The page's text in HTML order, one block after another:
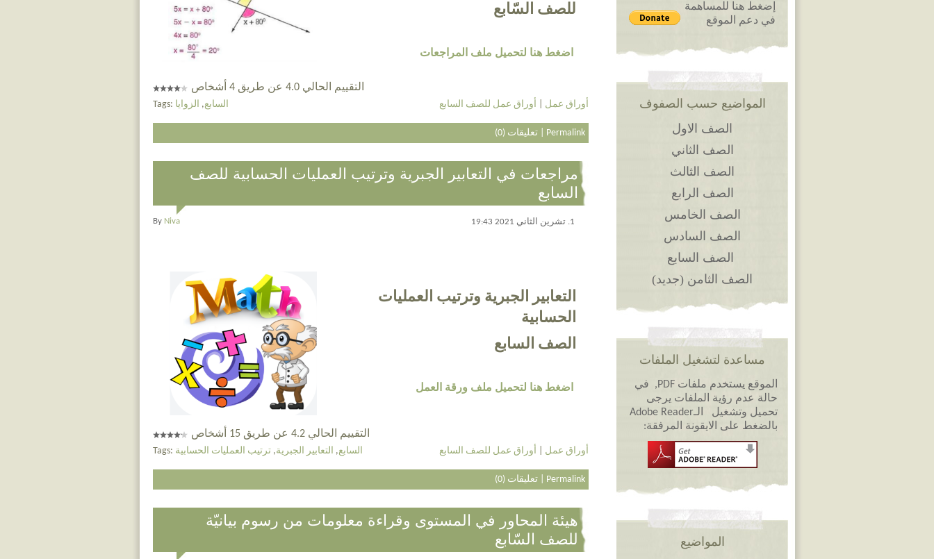
للصف السّابع
اضغط هنا لتحميل ملف المراجعات
التقييم الحالي 4.0 عن طريق 4 أشخاص
Tags: السابع, الزوايا أوراق عمل أوراق عمل للصف السابع
Permalink
|تعليقات (0)
مراجعات في التعابير الجبرية وترتيب العمليات الحسابية للصف
السابع
By Niva 1. تشرين الثاني 2021 19:43
التعابير الجبرية وترتيب العمليات
الحسابية
الصف السابع
اضغط هنا لتحميل ملف ورقة العمل
التقييم الحالي 4.2 عن طريق 15 أشخاص
Tags: السابع, التعابير الجبرية, ترتيب العمليات الحسابية أوراق عمل أوراق عمل للصف السابع
Permalink
|تعليقات (0)
هيئة المحاور في المستوى وقراءة معلومات من رسوم بيانيّة
للصف السّابع
إضغط هنا للمساهمة
في دعم الموقع
المواضيع حسب الصفوف
الصف الاول
الصف الثاني
الصف الثالث
الصف الرابع
الصف الخامس
الصف السادس
الصف السابع
الصف الثامن (جديد)
مساعدة لتشغيل الملفات
الموقع يستخدم ملفات PDF, في
حالة عدم رؤية الملفات يرجى
تحميل وتشغيل الـAdobe Reader
بالضغط على الايقونة المرفقة:
المواضيع